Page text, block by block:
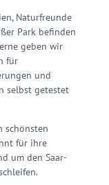
Naturfreunde
Park befinden
geben wir
für
und
selbst getestet
schönsten
für ihre
um den Saar-